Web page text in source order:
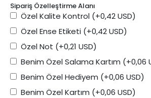
Sipariş Özelleştirme Alanı
Özel Kalite Kontrol (+0,42 USD)
Özel Ense Etiketi (+0,42 USD)
Özel Not (+0,21 USD)
Benim Özel Salama Kartım (+0,06
Benim Özel Hediyem (+0,06 USD)
Benim Özel Kartım (+0,06 USD)